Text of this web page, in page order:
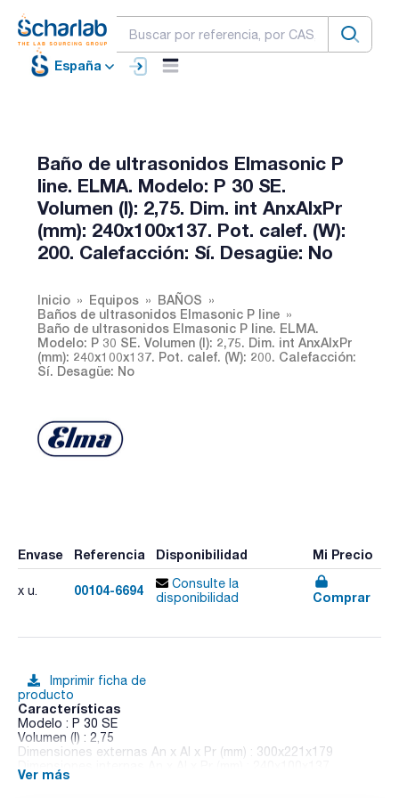
España
Baño de ultrasonidos Elmasonic P
line. ELMA. Modelo: P 30 SE.
Volumen (l): 2,75. Dim. int AnxAlxPr
(mm): 240x100x137. Pot. calef. (W):
200. Calefacción: Sí. Desagüe: No
Inicio Equipos
BAÑOS
Baños de ultrasonidos Elmasonic P line
Baño de ultrasonidos Elmasonic P line. ELMA.
Modelo: P 30 SE. Volumen (l): 2,75. Dim. int AnxAlxPr
(mm): 240x100x137. Pot. calef. (W): 200. Calefacción:
Sí. Desagüe: No
Envase Referencia Disponibilidad Mi Precio
x u. 00104-6694
Consulte la
disponibilidad
Comprar
Imprimir ficha de
producto
Características
Modelo : P 30 SE
Volumen (l) : 2,75
Dimensiones externas An x Al x Pr (mm) : 300x221x179
Potencia calefactora (W) : 200
Ver más